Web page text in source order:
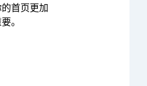
首页更加
。